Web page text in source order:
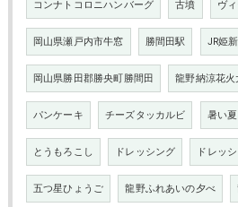
コンナトコロニハンバーグ 古墳 ヴ
岡山県瀬戸内市牛窓 勝間田駅 JR姫
岡山県勝田郡勝央町勝間田 龍野納涼花火
パンケーキ チーズタッカルビ 暑い夏
とうもろこし ドレッシング ドレッ
五つ星ひょうご 龍野ふれあいの夕べ